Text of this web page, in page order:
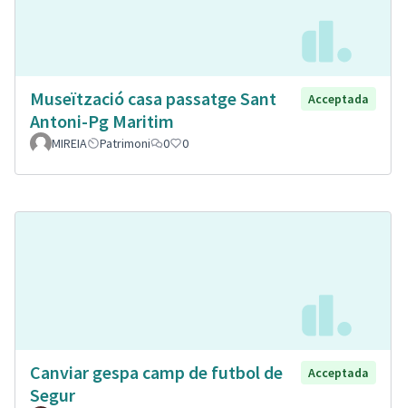
Museïtzació casa passatge Sant
Antoni-Pg Maritim
Acceptada
MIREIA Patrimoni 0 0
Canviar gespa camp de futbol de
Segur
Acceptada